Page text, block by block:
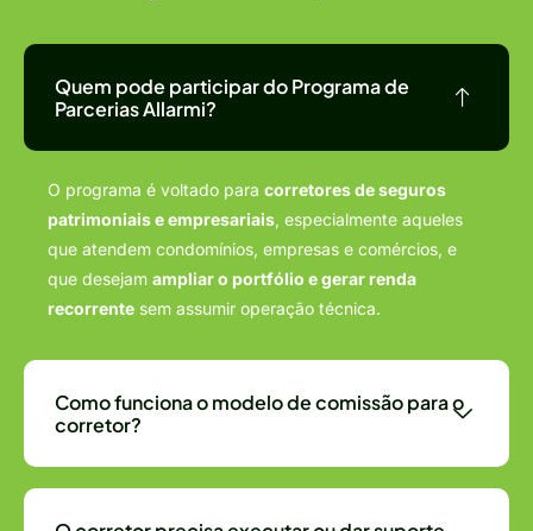
Quem pode participar do Programa de
Parcerias Allarmi?
O programa é voltado para corretores de seguros
patrimoniais e empresariais, especialmente aqueles
que atendem condomínios, empresas e comércios, e
que desejam ampliar o portfólio e gerar renda
recorrente sem assumir operação técnica.
Como funciona o modelo de comissão para o
corretor?